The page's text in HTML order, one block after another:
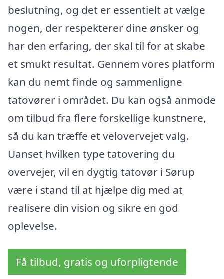
beslutning, og det er essentielt at vælge
nogen, der respekterer dine ønsker og
har den erfaring, der skal til for at skabe
et smukt resultat. Gennem vores platform
kan du nemt finde og sammenligne
tatovører i området. Du kan også anmode
om tilbud fra flere forskellige kunstnere,
så du kan træffe et velovervejet valg.
Uanset hvilken type tatovering du
overvejer, vil en dygtig tatovør i Sørup
være i stand til at hjælpe dig med at
realisere din vision og sikre en god
oplevelse.
Få tilbud, gratis og uforpligtende